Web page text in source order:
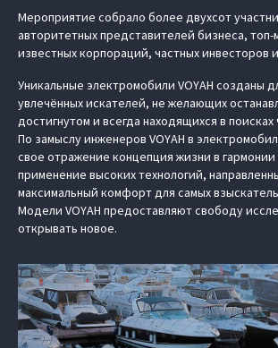
Мероприятие собрало более двухсот
авторитетных представителей бизнеса,
известных корпораций, частных инвесторов
Уникальные электромобили VOYAH созданы
увлечённых искателей, не желающих
достигнутом и всегда находящихся в поисках
По замыслу инженеров VOYAH в
свое отражение концепция жизни в
применение высоких технологий,
максимальный комфорт для самых
Модели VOYAH предоставляют свободу
открывать новое.